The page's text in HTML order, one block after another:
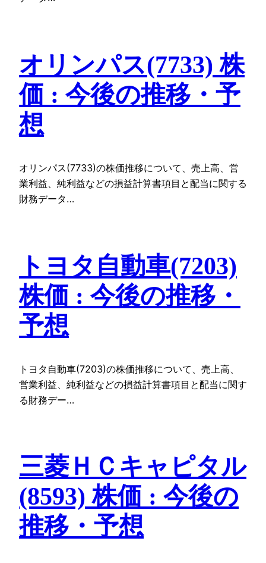
オリンパス(7733) 株
価 : 今後の推移・予
想
オリンパス(7733)の株価推移について、売上高、営
業利益、純利益などの損益計算書項目と配当に関する
財務データ…
トヨタ自動車(7203)
株価 : 今後の推移・
予想
トヨタ自動車(7203)の株価推移について、売上高、
営業利益、純利益などの損益計算書項目と配当に関す
る財務デー…
三菱ＨＣキャピタル
(8593) 株価 : 今後の
推移・予想